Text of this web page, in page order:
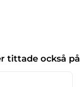
tittade också på